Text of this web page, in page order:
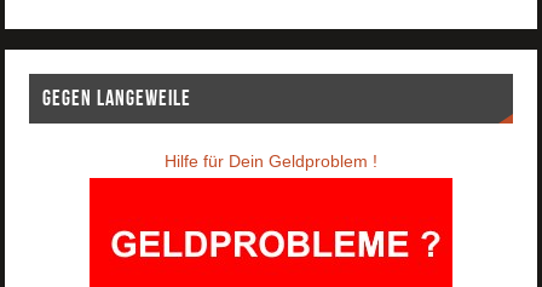
Gegen Langeweile
Hilfe für Dein Geldproblem !